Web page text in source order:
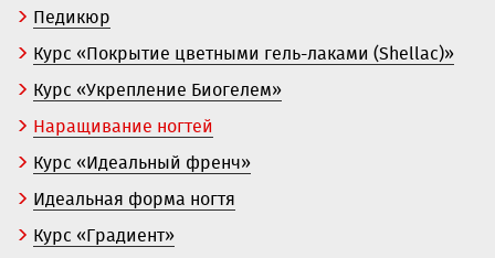
Педикюр
Курс «Покрытие цветными гель-лаками (Shellac)»
Курс «Укрепление Биогелем»
Наращивание ногтей
Курс «Идеальный френч»
Идеальная форма ногтя
Курс «Градиент»